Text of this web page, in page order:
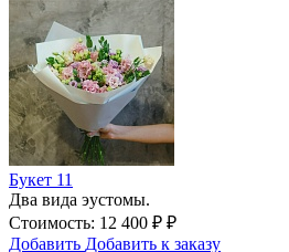
Букет 11
Два вида эустомы.
Стоимость: 12 400 ₽ ₽
Добавить Добавить к заказу